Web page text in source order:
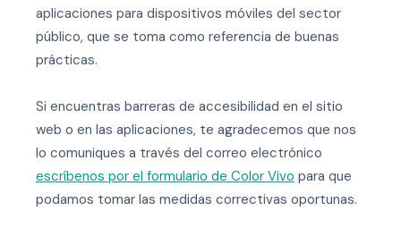
aplicaciones para dispositivos móviles del sector
público, que se toma como referencia de buenas
prácticas.
Si encuentras barreras de accesibilidad en el sitio
web o en las aplicaciones, te agradecemos que nos
lo comuniques a través del correo electrónico
escríbenos por el formulario de Color Vivo para que
podamos tomar las medidas correctivas oportunas.